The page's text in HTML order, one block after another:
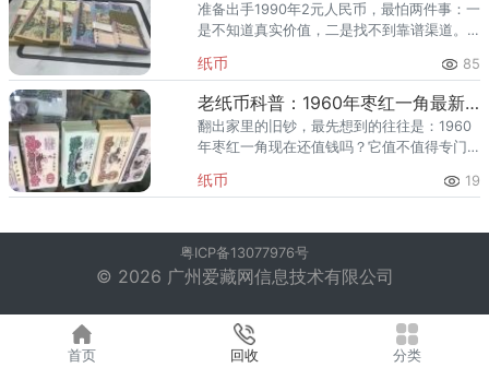
准备出手1990年2元人民币，最怕两件事：一
是不知道真实价值，二是找不到靠谱渠道。
辑，再给最新回收参考价与上门回收渠道，
帮你卖得明明白白。
纸币 85
老纸币科普：1960年枣红一角最新价格单张，收藏新手别错过（拓展解读）
翻出家里的旧钞，最先想到的往往是：1960
年枣红一角现在还值钱吗？它值不值得专门
其实由几个硬因素决定，下面逐一说清。
纸币 19
粤ICP备13077976号
© 2026 广州爱藏网信息技术有限公司
首页 回收 分类